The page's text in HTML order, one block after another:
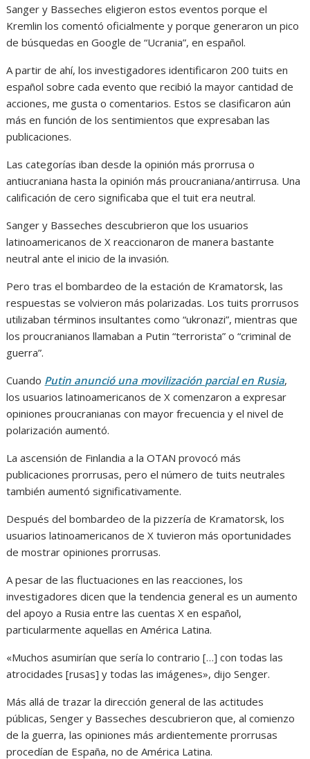
Sanger y Basseches eligieron estos eventos porque el
Kremlin los comentó oficialmente y porque generaron un pico
de búsquedas en Google de “Ucrania”, en español.
A partir de ahí, los investigadores identificaron 200 tuits en
español sobre cada evento que recibió la mayor cantidad de
acciones, me gusta o comentarios. Estos se clasificaron aún
más en función de los sentimientos que expresaban las
publicaciones.
Las categorías iban desde la opinión más prorrusa o
antiucraniana hasta la opinión más proucraniana/antirrusa. Una
calificación de cero significaba que el tuit era neutral.
Sanger y Basseches descubrieron que los usuarios
latinoamericanos de X reaccionaron de manera bastante
neutral ante el inicio de la invasión.
Pero tras el bombardeo de la estación de Kramatorsk, las
respuestas se volvieron más polarizadas. Los tuits prorrusos
utilizaban términos insultantes como “ukronazi”, mientras que
los proucranianos llamaban a Putin “terrorista” o “criminal de
guerra”.
Cuando Putin anunció una movilización parcial en Rusia,
los usuarios latinoamericanos de X comenzaron a expresar
opiniones proucranianas con mayor frecuencia y el nivel de
polarización aumentó.
La ascensión de Finlandia a la OTAN provocó más
publicaciones prorrusas, pero el número de tuits neutrales
también aumentó significativamente.
Después del bombardeo de la pizzería de Kramatorsk, los
usuarios latinoamericanos de X tuvieron más oportunidades
de mostrar opiniones prorrusas.
A pesar de las fluctuaciones en las reacciones, los
investigadores dicen que la tendencia general es un aumento
del apoyo a Rusia entre las cuentas X en español,
particularmente aquellas en América Latina.
«Muchos asumirían que sería lo contrario […] con todas las
atrocidades [rusas] y todas las imágenes», dijo Senger.
Más allá de trazar la dirección general de las actitudes
públicas, Senger y Basseches descubrieron que, al comienzo
de la guerra, las opiniones más ardientemente prorrusas
procedían de España, no de América Latina.